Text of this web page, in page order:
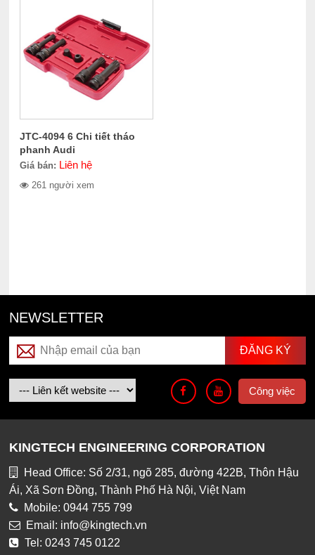
JTC-4094 6 Chi tiết tháo
phanh Audi
Giá bán: Liên hệ
261 người xem
NEWSLETTER
Công việc
KINGTECH ENGINEERING CORPORATION
Head Office: Số 2/31, ngõ 285, đường 422B, Thôn Hậu
Ái, Xã Sơn Đồng, Thành Phố Hà Nội, Việt Nam
Mobile: 0944 755 799
Email: info@kingtech.vn
Tel: 0243 745 0122